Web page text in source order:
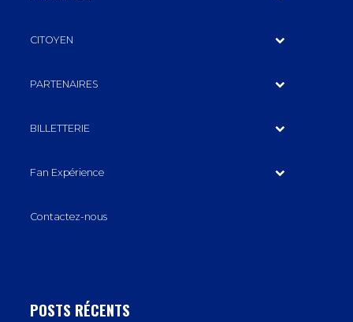
CITOYEN
PARTENAIRES
BILLETTERIE
Fan Expérience
Contactez-nous
POSTS RÉCENTS